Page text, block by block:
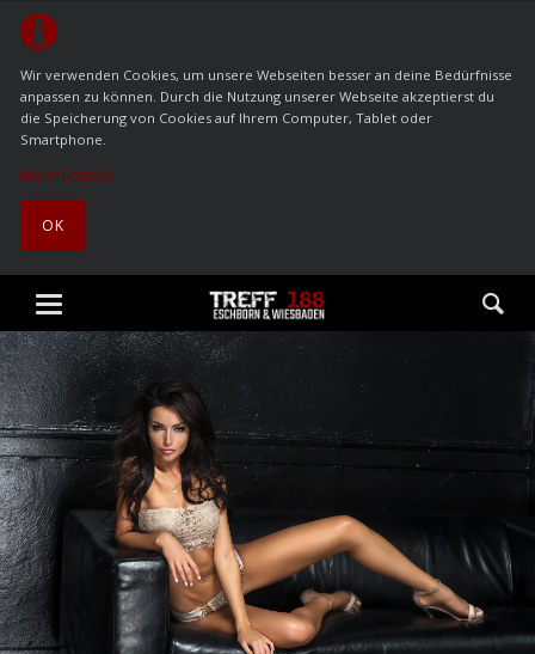
Wir verwenden Cookies, um unsere Webseiten besser an deine Bedürfnisse
anpassen zu können. Durch die Nutzung unserer Webseite akzeptierst du
die Speicherung von Cookies auf Ihrem Computer, Tablet oder
Smartphone.
Mehr Details
OK